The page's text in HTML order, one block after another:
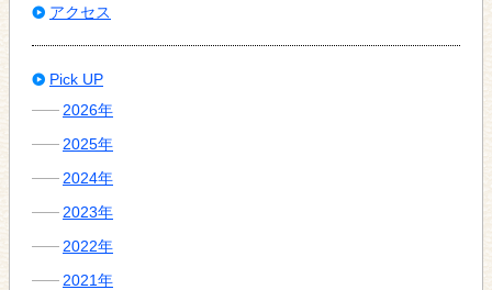
アクセス
Pick UP
2026年
2025年
2024年
2023年
2022年
2021年